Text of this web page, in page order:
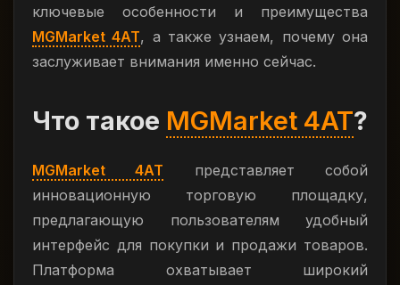
ключевые особенности и преимущества
MGMarket 4AT, а также узнаем, почему она
заслуживает внимания именно сейчас.
Что такое MGMarket 4AT?
MGMarket 4AT представляет собой
инновационную торговую площадку,
предлагающую пользователям удобный
интерфейс для покупки и продажи товаров.
Платформа охватывает широкий